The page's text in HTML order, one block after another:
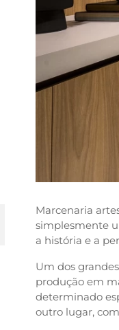
Marcenaria
simplesmente
a história e a
Um dos
produção em
determinado
outro lugar,